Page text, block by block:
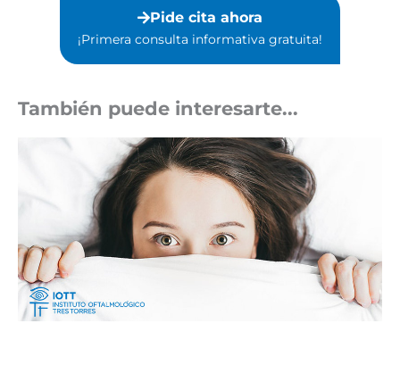
Pide cita ahora
¡Primera consulta informativa gratuita!⁣
También puede interesarte...